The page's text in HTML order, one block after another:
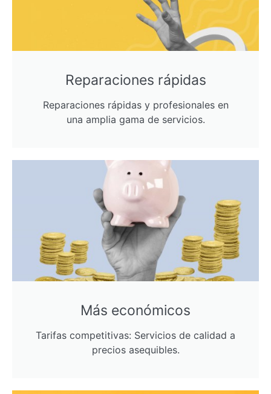
Reparaciones rápidas
Reparaciones rápidas y profesionales en
una amplia gama de servicios.
Más económicos
Tarifas competitivas: Servicios de calidad a
precios asequibles.